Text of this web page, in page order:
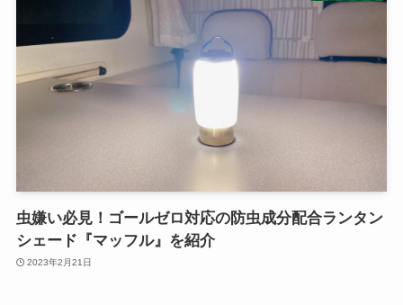
虫嫌い必見！ゴールゼロ対応の防虫成分配合ランタン
シェード『マッフル』を紹介
2023年2月21日